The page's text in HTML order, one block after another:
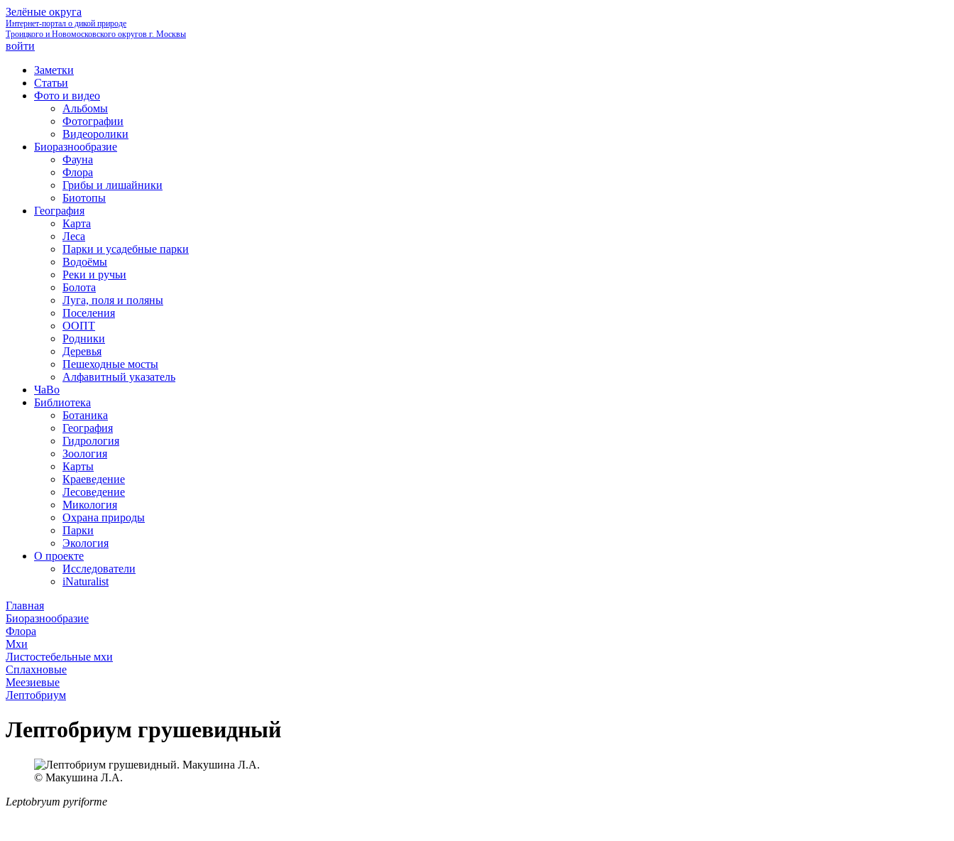
Зелёные округа
Интернет-портал о дикой природе
Троицкого и Новомосковского округов г. Москвы
войти
Заметки
Статьи
Фото и видео
Альбомы
Фотографии
Видеоролики
Биоразнообразие
Фауна
Флора
Грибы и лишайники
Биотопы
География
Карта
Леса
Парки и усадебные парки
Водоёмы
Реки и ручьи
Болота
Луга, поля и поляны
Поселения
ООПТ
Родники
Деревья
Пешеходные мосты
Алфавитный указатель
ЧаВо
Библиотека
Ботаника
География
Гидрология
Зоология
Карты
Краеведение
Лесоведение
Микология
Охрана природы
Парки
Экология
О проекте
Исследователи
iNaturalist
Главная
Биоразнообразие
Флора
Мхи
Листостебельные мхи
Сплахновые
Меезиевые
Лептобриум
Лептобриум грушевидный
© Макушина Л.А.
Leptobryum pyriforme